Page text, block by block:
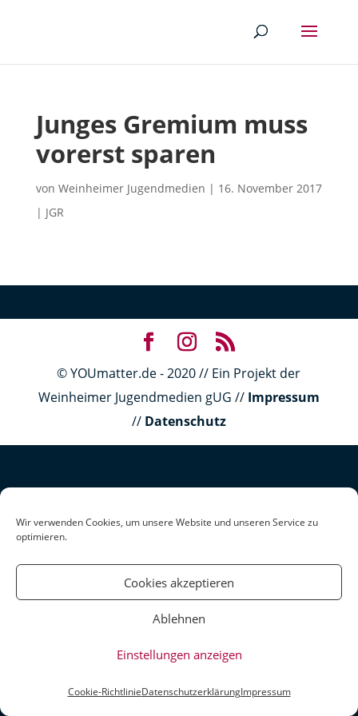
Wir verwenden Cookies, um unsere Website und unseren Service zu
optimieren.
Cookies akzeptieren
Ablehnen
Einstellungen anzeigen
Cookie-RichtlinieDatenschutzerklärungImpressum
Junges Gremium muss
vorerst sparen
von Weinheimer Jugendmedien | 16. November 2017
| JGR
© YOUmatter.de - 2020 // Ein Projekt der
Weinheimer Jugendmedien gUG // Impressum
// Datenschutz